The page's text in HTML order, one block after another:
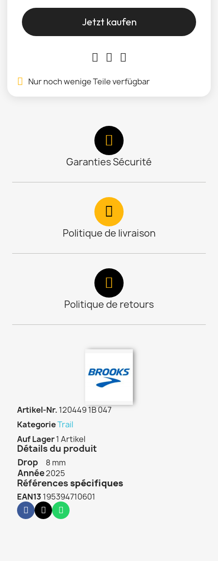
Jetzt kaufen
Nur noch wenige Teile verfügbar
Garanties Sécurité
Politique de livraison
Politique de retours
Artikel-Nr. 120449 1B 047
KategorieTrail
Auf Lager1 Artikel
Détails du produit
Drop 8 mm
Année2025
Références spécifiques
EAN13 195394710601